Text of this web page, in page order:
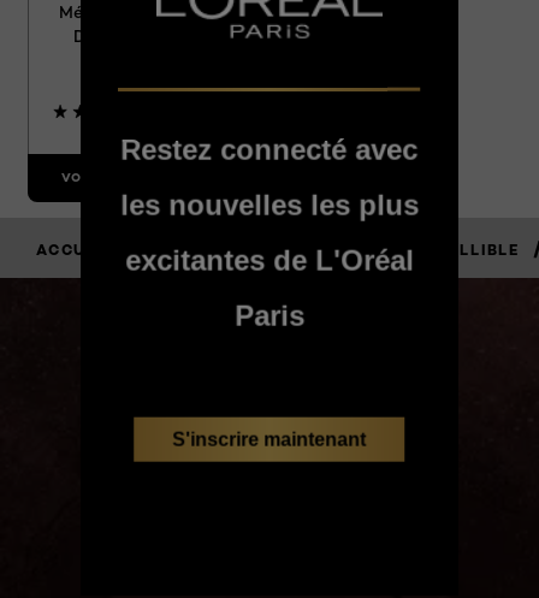
Mécanique 36h
Denim Brun
VOIR LE PRODUIT
ACCUEIL MAQUILLAGE / REGARD INFALLIBLE
Restez connecté avec
les nouvelles les plus
excitantes de L'Oréal
Paris
S'inscrire maintenant
BIEN